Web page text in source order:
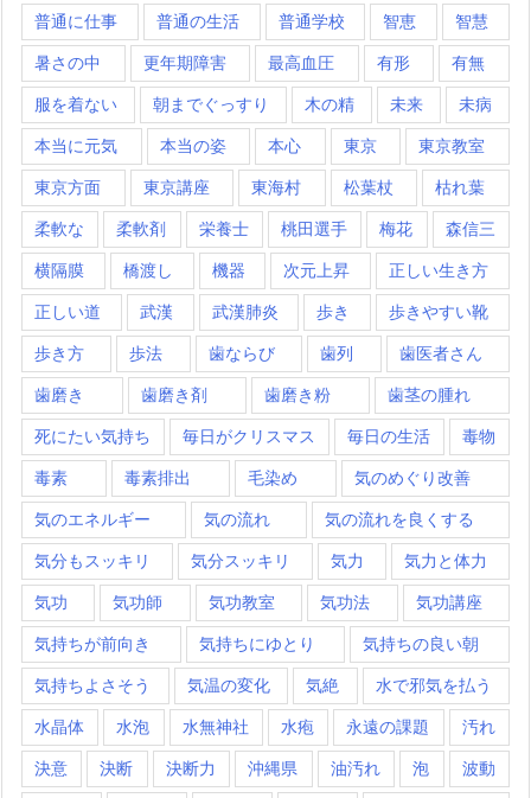
普通に仕事 普通の生活 普通学校 智恵 智慧
暑さの中 更年期障害 最高血圧 有形 有無
服を着ない 朝までぐっすり 木の精 未来 未病
本当に元気 本当の姿 本心 東京 東京教室
東京方面 東京講座 東海村 松葉杖 枯れ葉
柔軟な 柔軟剤 栄養士 桃田選手 梅花 森信三
横隔膜 橋渡し 機器 次元上昇 正しい生き方
正しい道 武漢 武漢肺炎 歩き 歩きやすい靴
歩き方 歩法 歯ならび 歯列 歯医者さん
歯磨き 歯磨き剤 歯磨き粉 歯茎の腫れ
死にたい気持ち 毎日がクリスマス 毎日の生活 毒物
毒素 毒素排出 毛染め 気のめぐり改善
気のエネルギー 気の流れ 気の流れを良くする
気分もスッキリ 気分スッキリ 気力 気力と体力
気功 気功師 気功教室 気功法 気功講座
気持ちが前向き 気持ちにゆとり 気持ちの良い朝
気持ちよさそう 気温の変化 気絶 水で邪気を払う
水晶体 水泡 水無神社 水疱 永遠の課題 汚れ
決意 決断 決断力 沖縄県 油汚れ 泡 波動